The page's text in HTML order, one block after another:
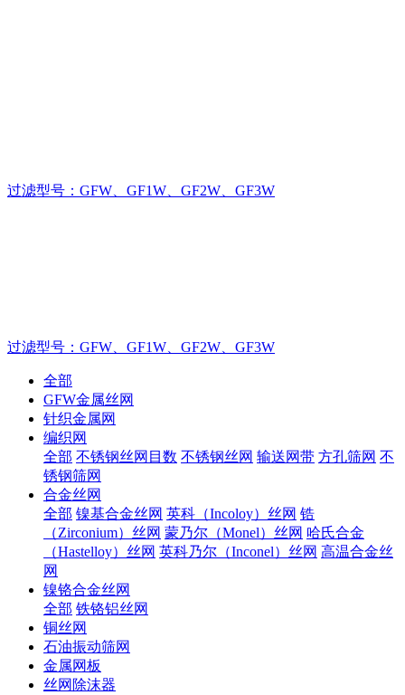
过滤型号：GFW、GF1W、GF2W、GF3W
过滤型号：GFW、GF1W、GF2W、GF3W
全部
GFW金属丝网
针织金属网
编织网
全部 不锈钢丝网目数 不锈钢丝网 输送网带 方孔筛网 不
锈钢筛网
合金丝网
全部 镍基合金丝网 英科（Incoloy）丝网 锆
（Zirconium）丝网 蒙乃尔（Monel）丝网 哈氏合金
（Hastelloy）丝网 英科乃尔（Inconel）丝网 高温合金丝
网
镍铬合金丝网
全部 铁铬铝丝网
铜丝网
石油振动筛网
金属网板
丝网除沫器